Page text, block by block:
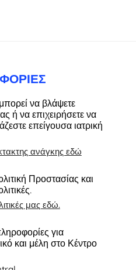
να βλάψετε
ή να επιχειρήσετε να
επείγουσα ιατρική
ανάγκης εδώ
Προστασίας και
μας εδώ.
για
και μέλη στο Κέντρο